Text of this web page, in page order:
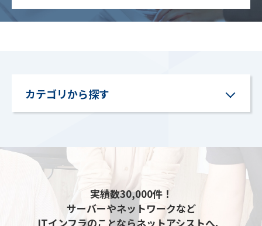
カテゴリから探す
実績数30,000件！
サーバーやネットワークなど
ITインフラのことならネットアシストへ、